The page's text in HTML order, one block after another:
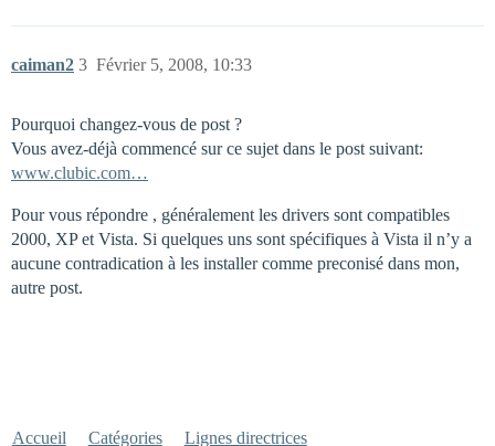
caiman2 Février 5, 2008, 10:33
3
Pourquoi changez-vous de post ?
Vous avez-déjà commencé sur ce sujet dans le post suivant:
www.clubic.com…
Pour vous répondre , généralement les drivers sont compatibles
2000, XP et Vista. Si quelques uns sont spécifiques à Vista il n’y a
aucune contradication à les installer comme preconisé dans mon,
autre post.
Accueil Catégories Lignes directrices